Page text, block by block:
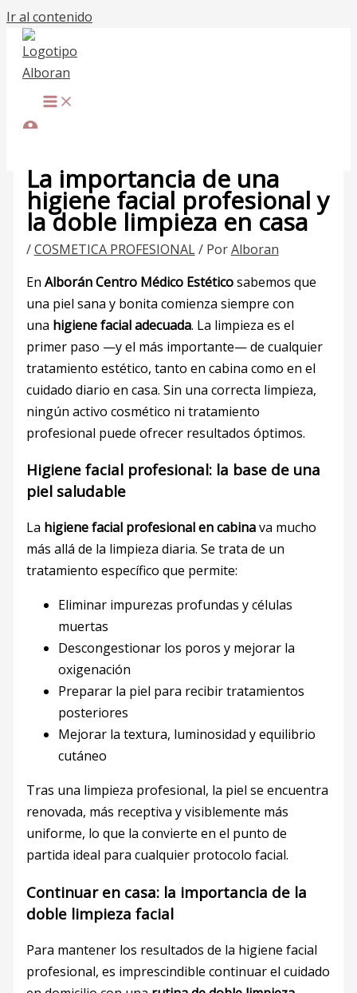
Ir al contenido
La importancia de una
higiene facial profesional y
la doble limpieza en casa
/COSMETICA PROFESIONAL/ PorAlboran
En Alborán Centro Médico Estéticosabemos que
una piel sana y bonita comienza siempre con
una higiene facial adecuada. La limpieza es el
primer paso —y el más importante— de cualquier
tratamiento estético, tanto en cabina como en el
cuidado diario en casa. Sin una correcta limpieza,
ningún activo cosmético ni tratamiento
profesional puede ofrecer resultados óptimos.
Higiene facial profesional: la base de una
piel saludable
La higiene facial profesional en cabinava mucho
más allá de la limpieza diaria. Se trata de un
tratamiento específico que permite:
Eliminar impurezas profundas y células
muertas
Descongestionar los poros y mejorar la
oxigenación
Preparar la piel para recibir tratamientos
posteriores
Mejorar la textura, luminosidad y equilibrio
cutáneo
Tras una limpieza profesional, la piel se encuentra
renovada, más receptiva y visiblemente más
uniforme, lo que la convierte en el punto de
partida ideal para cualquier protocolo facial.
Continuar en casa: la importancia de la
doble limpieza facial
Para mantener los resultados de la higiene facial
profesional, es imprescindible continuar el cuidado